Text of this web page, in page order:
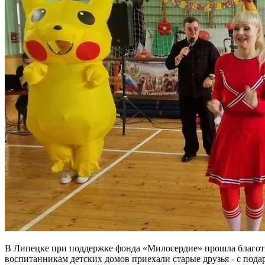
В Липецке при поддержке фонда «Милосердие» прошла
воспитанникам детских домов приехали старые друзья - с